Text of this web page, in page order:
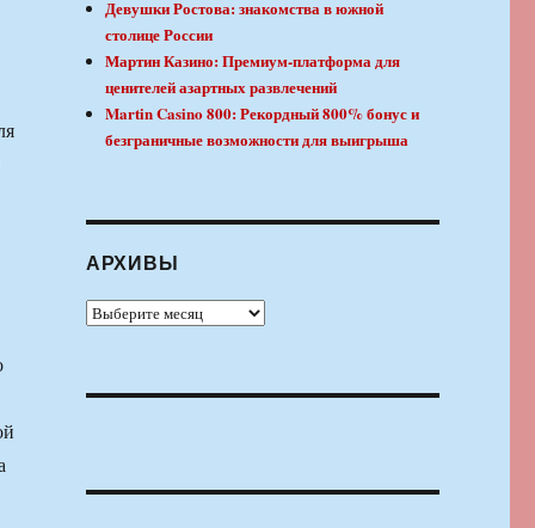
Девушки Ростова: знакомства в южной
столице России
Мартин Казино: Премиум-платформа для
ценителей азартных развлечений
Martin Casino 800: Рекордный 800% бонус и
безграничные возможности для выигрыша
АРХИВЫ
Архивы